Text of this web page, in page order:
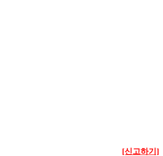
[신고하기]